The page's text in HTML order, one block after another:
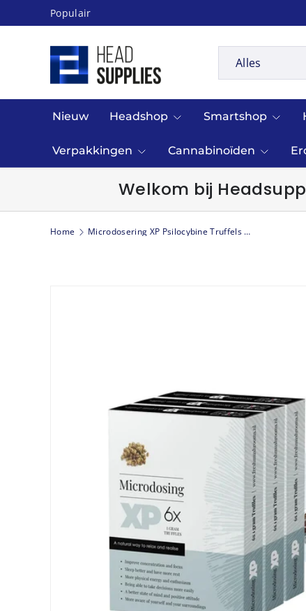
Ga naar inhoud
Populair
Alles
Nieuw Headshop Smartshop
Verpakkingen Cannabinoïden
Welkom bij
Home Microdosering XP Psilocybine Truffels 1 Pack (6x 1 gr)